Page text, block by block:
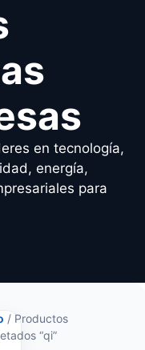
en tecnología,
energía,
para
/ Productos
“qi”